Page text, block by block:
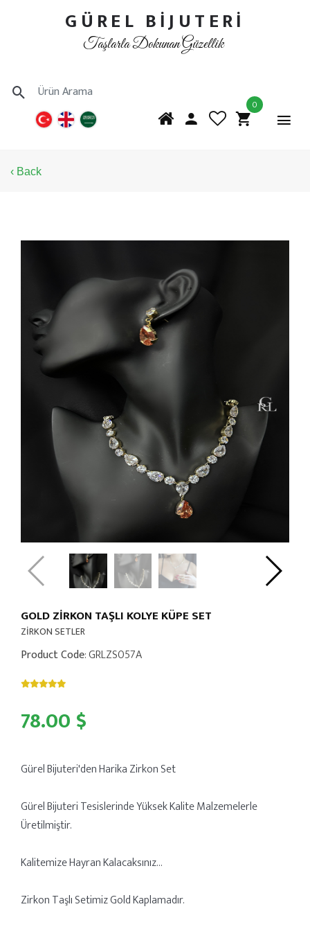
GÜREL BİJUTERİ
Taşlarla Dokunan Güzellik
0
‹ Back
GOLD ZİRKON TAŞLI KOLYE KÜPE SET
ZİRKON SETLER
Product Code: GRLZS057A
78.00 $
Gürel Bijuteri'den Harika Zirkon Set
Gürel Bijuteri Tesislerinde Yüksek Kalite Malzemelerle
Üretilmiştir.
Kalitemize Hayran Kalacaksınız...
Zirkon Taşlı Setimiz Gold Kaplamadır.